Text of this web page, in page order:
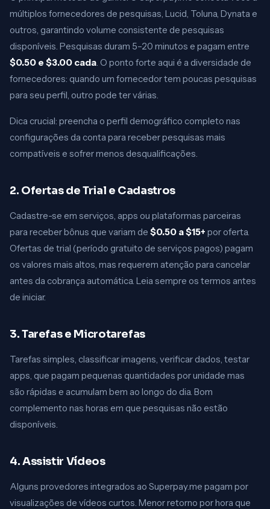
múltiplos fornecedores de pesquisas, Lucid, Toluna, Dynata e
outros, garantindo volume consistente de pesquisas
disponíveis. Pesquisas duram 5–20 minutos e pagam entre
$0.50 e $3.00 cada. O ponto forte aqui é a diversidade de
fornecedores: quando um fornecedor tem poucas pesquisas
para seu perfil, outro pode ter várias.
Dica crucial: preencha o perfil demográfico completo nas
configurações da conta para receber pesquisas mais
compatíveis e sofrer menos desqualificações.
2. Ofertas de Trial e Cadastros
Cadastre-se em serviços, apps ou plataformas parceiras
para receber bônus que variam de $0.50 a $15+ por oferta.
Ofertas de trial (período gratuito de serviços pagos) pagam
os valores mais altos, mas requerem atenção para cancelar
antes da cobrança automática. Leia sempre os termos antes
de iniciar.
3. Tarefas e Microtarefas
Tarefas simples, classificar imagens, verificar dados, testar
apps, que pagam pequenas quantidades por unidade mas
são rápidas e acumulam bem ao longo do dia. Bom
complemento nas horas em que pesquisas não estão
disponíveis.
4. Assistir Vídeos
Alguns provedores integrados ao Superpay.me pagam por
visualizações de vídeos curtos. Menor retorno por hora que